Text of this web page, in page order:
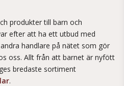
produkter till barn och
efter att ha ett utbud med
handlare på nätet som gör
oss. Allt från att barnet är nyfött
bredaste sortiment
.